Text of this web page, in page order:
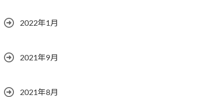
2022年1月
2021年9月
2021年8月